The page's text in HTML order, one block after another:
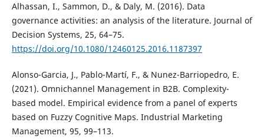
Alhassan, I., Sammon, D., & Daly, M. (2016). Data
governance activities: an analysis of the literature. Journal of
Decision Systems, 25, 64–75.
https://doi.org/10.1080/12460125.2016.1187397
Alonso-Garcia, J., Pablo-Martí, F., & Nunez-Barriopedro, E.
(2021). Omnichannel Management in B2B. Complexity-
based model. Empirical evidence from a panel of experts
based on Fuzzy Cognitive Maps. Industrial Marketing
Management, 95, 99–113.